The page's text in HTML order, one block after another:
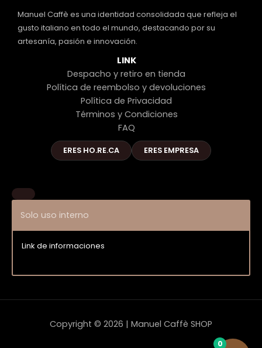
Manuel Caffè es una identidad consolidada que refleja el
gusto italiano en todo el mundo, destacando por su
artesanía, pasión e innovación.
LINK
Despacho y retiro en tienda
Política de reembolso y devoluciones
Política de Privacidad
Términos y Condiciones
FAQ
ERES HO.RE.CA ERES EMPRESA
Solo uso interno
Link de informaciones
Copyright © 2026 | Manuel Caffè SHOP
0